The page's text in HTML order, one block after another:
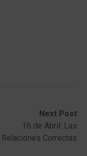
Next Post
16 de Abril: Las
Relaciones Correctas